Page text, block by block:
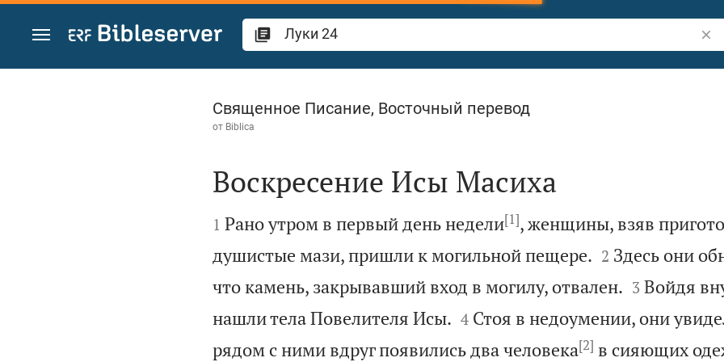
Перейти к содержанию
Луки 24
Священное Писание, Восточный перевод
от Biblica

Воскресение Исы Масиха

1 Рано утром в первый день недели[1], женщины, взяв
душистые мази, пришли к могильной пещере.
2 Здесь они
что камень, закрывавший вход в могилу, отвален.
3 Войдя
нашли тела Повелителя Исы.
4 Стоя в недоумении, они
рядом с ними вдруг появились два человека[2] в сияющих